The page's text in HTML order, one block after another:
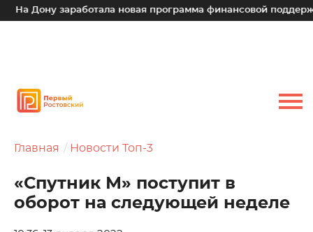
Дону заработала новая программа финансовой поддержки
Главная Новости Топ-3
«Спутник М» поступит в
оборот на следующей неделе